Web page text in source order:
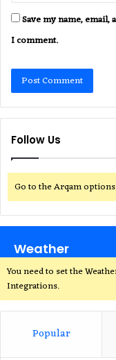
Save my name,
I comment.
Follow Us
Go to the Arqam
Weather
You need to set the
Integrations.
Popular